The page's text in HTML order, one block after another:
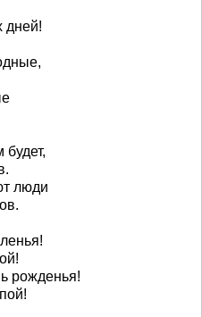
дней!
будет,
люди
рожденья!